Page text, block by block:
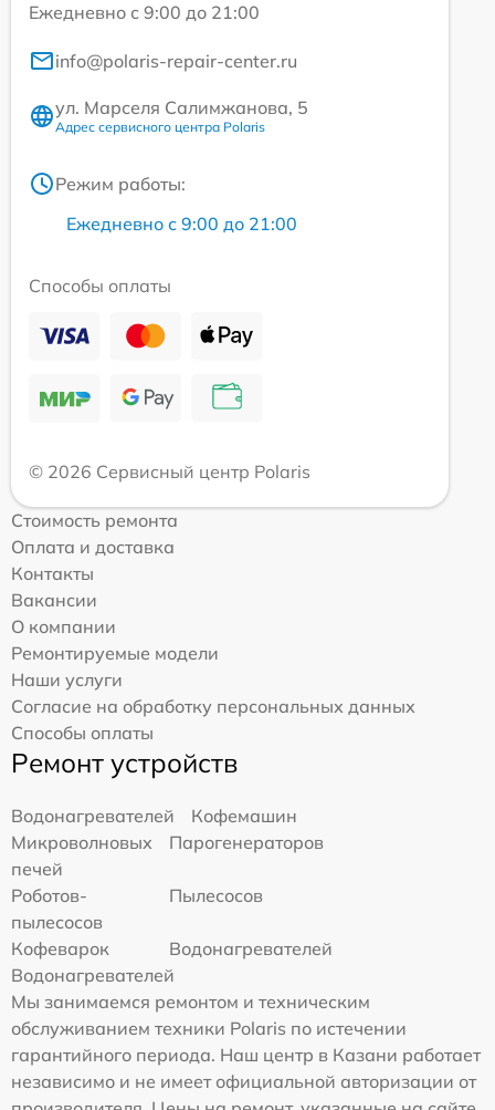
Ежедневно с 9:00 до 21:00
info@polaris-repair-center.ru
ул. Марселя Салимжанова, 5
Адрес сервисного центра Polaris
Режим работы:
Ежедневно с 9:00 до 21:00
Способы оплаты
© 2026 Сервисный центр Polaris
Стоимость ремонта
Оплата и доставка
Контакты
Вакансии
О компании
Ремонтируемые модели
Наши услуги
Согласие на обработку персональных данных
Способы оплаты
Ремонт устройств
Водонагревателей
Кофемашин
Микроволновых
печей
Парогенераторов
Роботов-
пылесосов
Пылесосов
Кофеварок
Водонагревателей
Водонагревателей
Мы занимаемся ремонтом и техническим
обслуживанием техники Polaris по истечении
гарантийного периода. Наш центр в Казани работает
независимо и не имеет официальной авторизации от